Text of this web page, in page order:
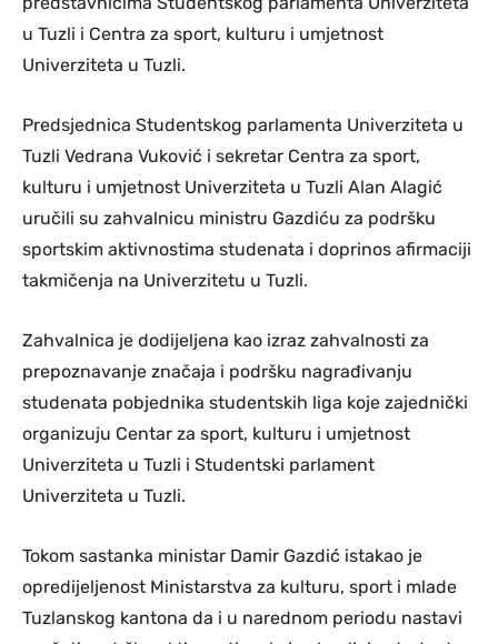
u Tuzli i Centra za sport, kulturu i umjetnost
Univerziteta u Tuzli.
Predsjednica Studentskog parlamenta Univerziteta u
Tuzli Vedrana Vuković i sekretar Centra za sport,
kulturu i umjetnost Univerziteta u Tuzli Alan Alagić
uručili su zahvalnicu ministru Gazdiću za podršku
sportskim aktivnostima studenata i doprinos afirmaciji
takmičenja na Univerzitetu u Tuzli.
Zahvalnica je dodijeljena kao izraz zahvalnosti za
prepoznavanje značaja i podršku nagrađivanju
studenata pobjednika studentskih liga koje zajednički
organizuju Centar za sport, kulturu i umjetnost
Univerziteta u Tuzli i Studentski parlament
Univerziteta u Tuzli.
Tokom sastanka ministar Damir Gazdić istakao je
opredijeljenost Ministarstva za kulturu, sport i mlade
Tuzlanskog kantona da i u narednom periodu nastavi